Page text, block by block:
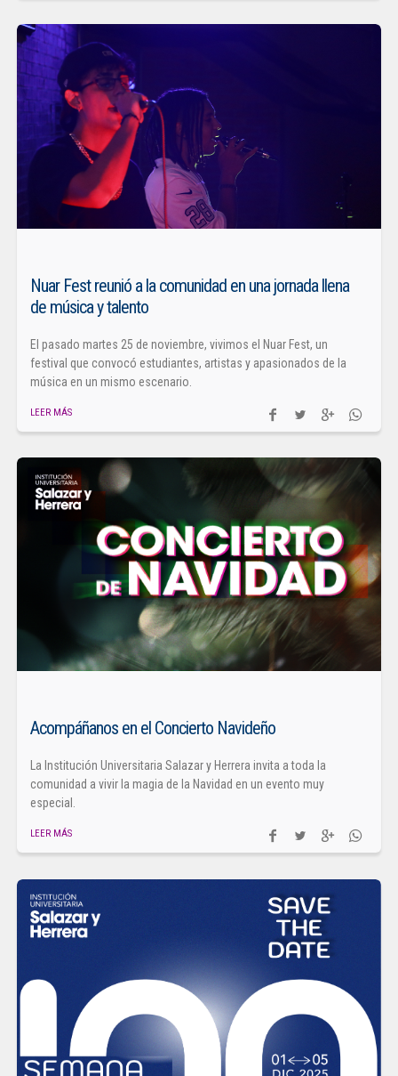
Nuar Fest reunió a la comunidad en una jornada llena
de música y talento
El pasado martes 25 de noviembre, vivimos el Nuar Fest, un
festival que convocó estudiantes, artistas y apasionados de la
música en un mismo escenario.
LEER MÁS
Acompáñanos en el Concierto Navideño
La Institución Universitaria Salazar y Herrera invita a toda la
comunidad a vivir la magia de la Navidad en un evento muy
especial.
LEER MÁS